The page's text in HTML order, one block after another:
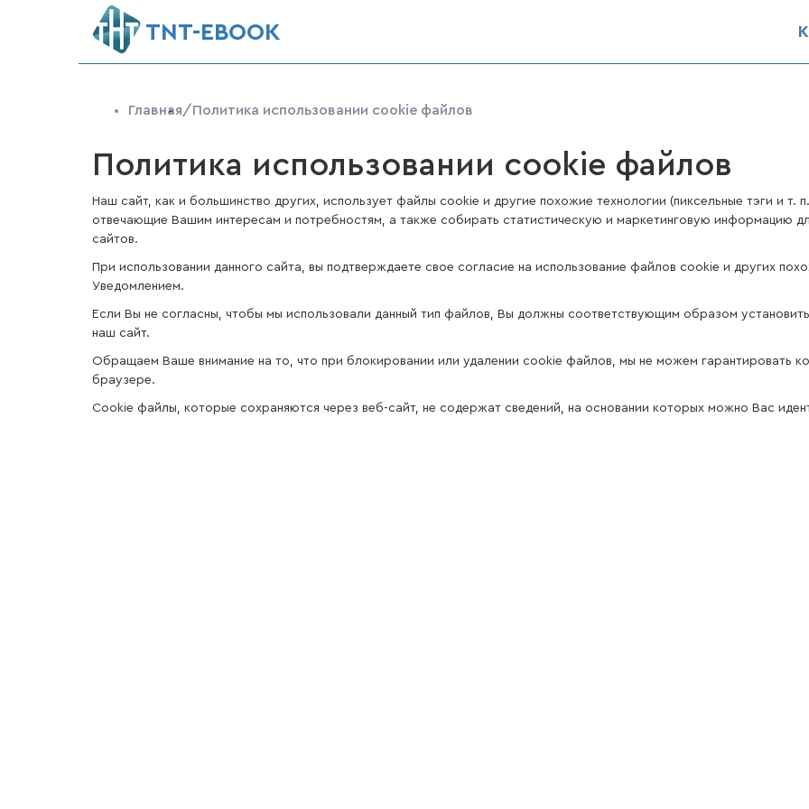
ТNT-EBOOK
Главная/Политика использовании cookie файлов
Политика использовании cookie файлов
Наш сайт, как и большинство других, использует файлы cookie и другие похожие технологии (пиксельные тэги и т.
отвечающие Вашим интересам и потребностям, а также собирать статистическую и маркетинговую информацию
сайтов.
При использовании данного сайта, вы подтверждаете свое согласие на использование файлов cookie и других
Уведомлением.
Если Вы не согласны, чтобы мы использовали данный тип файлов, Вы должны соответствующим образом
наш сайт.
Обращаем Ваше внимание на то, что при блокировании или удалении cookie файлов, мы не можем гарантировать
браузере.
Cookie файлы, которые сохраняются через веб-сайт, не содержат сведений, на основании которых можно Вас